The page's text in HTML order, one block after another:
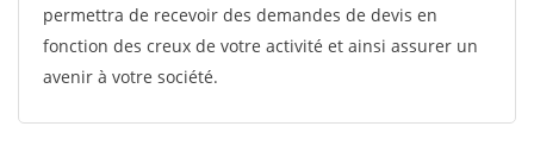
permettra de recevoir des demandes de devis en
fonction des creux de votre activité et ainsi assurer un
avenir à votre société.